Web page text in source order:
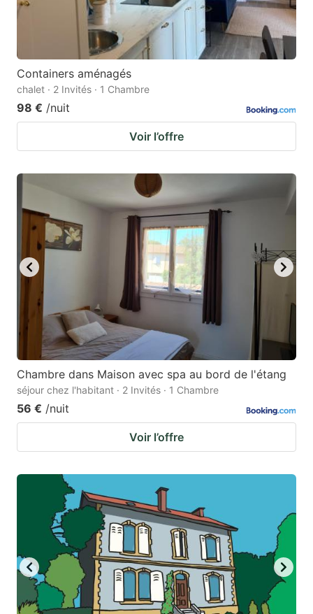
Containers aménagés
chalet · 2 Invités · 1 Chambre
98 € /nuit
Voir l’offre
Chambre dans Maison avec spa au bord de l'étang
séjour chez l'habitant · 2 Invités · 1 Chambre
56 € /nuit
Voir l’offre